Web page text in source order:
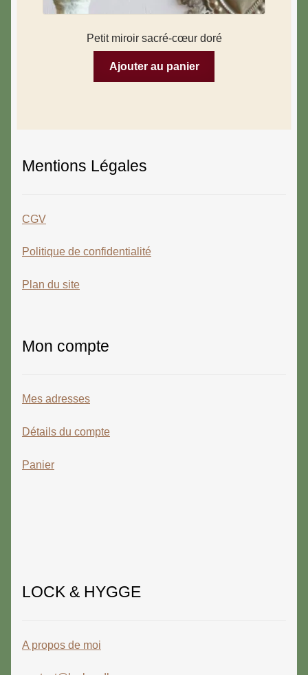
Petit miroir sacré-cœur doré
Ajouter au panier
Mentions Légales
CGV
Politique de confidentialité
Plan du site
Mon compte
Mes adresses
Détails du compte
Panier
LOCK & HYGGE
A propos de moi